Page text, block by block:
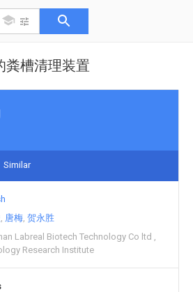
粪槽清理装置
Similar
唐梅 贺永胜
Labreal Biotech Technology Co ltd
Research Institute